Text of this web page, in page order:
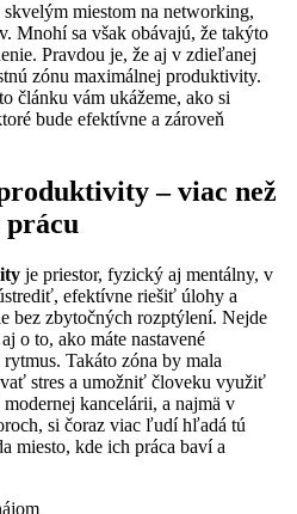
miestom na networking,
Mnohí sa však obávajú, že takýto
Pravdou je, že aj v zdieľanej
zónu maximálnej produktivity.
článku vám ukážeme, ako si
bude efektívne a zároveň
– viac než
prácu
je priestor, fyzický aj mentálny, v
efektívne riešiť úlohy a
bez zbytočných rozptýlení. Nejde
o to, ako máte nastavené
Takáto zóna by mala
stres a umožniť človeku využiť
kancelárii, a najmä v
si čoraz viac ľudí hľadá tú
miesto, kde ich práca baví a